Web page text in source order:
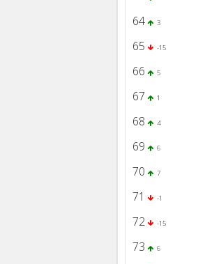
64
3
65
-15
66
5
67
1
68
4
69
6
70
7
71
-1
72
-15
73
6